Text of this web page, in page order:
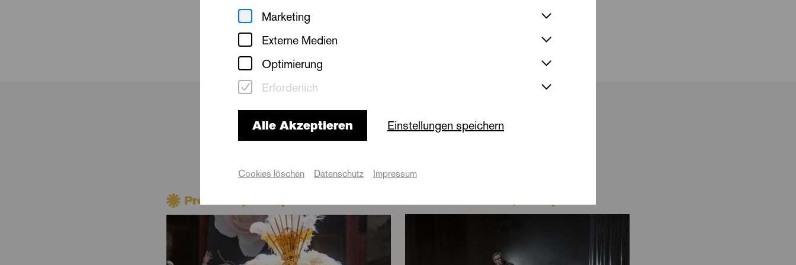
Punkten, ausgezeichnet. Im September 2024 folgte ein weiterer 1. Preis bei der International
Talent Summer Competition in Brescia. Derzeit ist sie Finalistin mehrerer Wettbewerbe,
Isabelle Serafin ist Bayreuth-Stipendiatin (2019), Stipendiatin des Deutschen Musikrats
(2022), Preisträgerin des Förderpreises des »Vereins Junge Stimmen Leipzig« (2025) sowie
seit 2025 Stipendiatin der Stiftung: »Yehudi Menuhin – Live Music Now« Leipzig e.V.
Clorinda (La Cenerentola), Maria Bellacanta (Hexe Hillary geht in die Oper) sowie Lauretta
(Gianni Schicchi).
Während ihres Bachelorstudiums war sie dank eines Stipendiums zwei Jahre in Folge beim
Premiere | Die Oper
Marketing
Externe Medien
Optimierung
Erforderlich
Alle Akzeptieren Einstellungen speichern
Cookies löschen Datenschutz Impressum